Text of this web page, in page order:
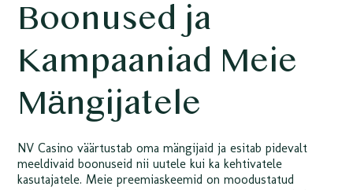
Boonused ja
Kampaaniad Meie
Mängijatele
NV Casino väärtustab oma mängijaid ja esitab pidevalt
meeldivaid boonuseid nii uutele kui ka kehtivatele
kasutajatele. Meie preemiaskeemid on moodustatud